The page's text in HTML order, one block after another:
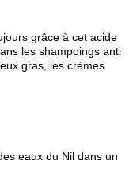
grâce à cet acide
les shampoings anti
gras, les crèmes
eaux du Nil dans un